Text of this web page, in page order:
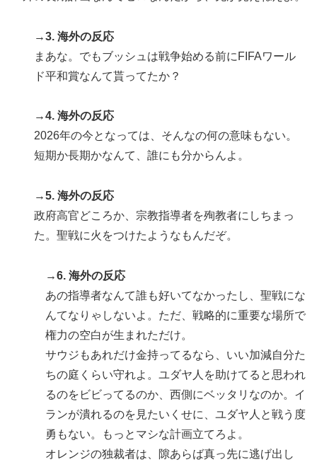
→3. 海外の反応
まあな。でもブッシュは戦争始める前にFIFAワール
ド平和賞なんて貰ってたか？
→4. 海外の反応
2026年の今となっては、そんなの何の意味もない。
短期か長期かなんて、誰にも分からんよ。
→5. 海外の反応
政府高官どころか、宗教指導者を殉教者にしちまっ
た。聖戦に火をつけたようなもんだぞ。
→6. 海外の反応
あの指導者なんて誰も好いてなかったし、聖戦にな
んてなりゃしないよ。ただ、戦略的に重要な場所で
権力の空白が生まれただけ。
サウジもあれだけ金持ってるなら、いい加減自分た
ちの庭くらい守れよ。ユダヤ人を助けてると思われ
るのをビビってるのか、西側にベッタリなのか。イ
ランが潰れるのを見たいくせに、ユダヤ人と戦う度
勇もない。もっとマシな計画立てろよ。
オレンジの独裁者は、隙あらば真っ先に逃げ出し